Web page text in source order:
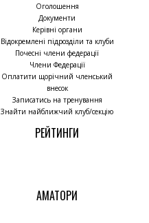
Оголошення
Документи
Керівні органи
Відокремлені підрозділи та клуби
Почесні члени федерації
Члени Федерації
Оплатити щорічний членський
внесок
Записатись на тренування
Знайти найближчий клуб/секцію
РЕЙТИНГИ
АМАТОРИ